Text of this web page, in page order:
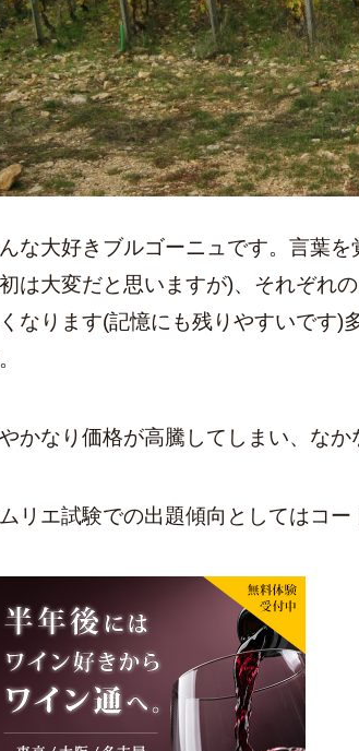
な大好きブルゴーニュです。言葉
は大変だと思いますが)、それぞれ
なります(記憶にも残りやすいです)
かなり価格が高騰してしまい、なか
リエ試験での出題傾向としてはコ